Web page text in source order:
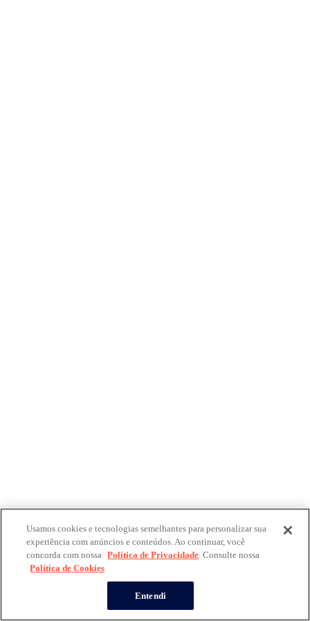
Usamos cookies e tecnologias semelhantes para personalizar sua
experiência com anúncios e conteúdos. Ao continuar, você
concorda com nossa Política de Privacidade. Consulte nossa
Política de Cookies
Entendi